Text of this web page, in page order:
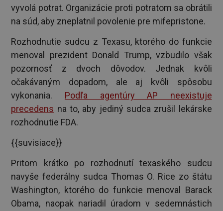
vyvolá potrat. Organizácie proti potratom sa obrátili
na súd, aby zneplatnil povolenie pre mifepristone.
Rozhodnutie sudcu z Texasu, ktorého do funkcie
menoval prezident Donald Trump, vzbudilo však
pozornosť z dvoch dôvodov. Jednak kvôli
očakávaným dopadom, ale aj kvôli spôsobu
vykonania. Podľa agentúry AP neexistuje
precedens na to, aby jediný sudca zrušil lekárske
rozhodnutie FDA.
{{suvisiace}}
Pritom krátko po rozhodnutí texaského sudcu
navyše federálny sudca Thomas O. Rice zo štátu
Washington, ktorého do funkcie menoval Barack
Obama, naopak nariadil úradom v sedemnástich